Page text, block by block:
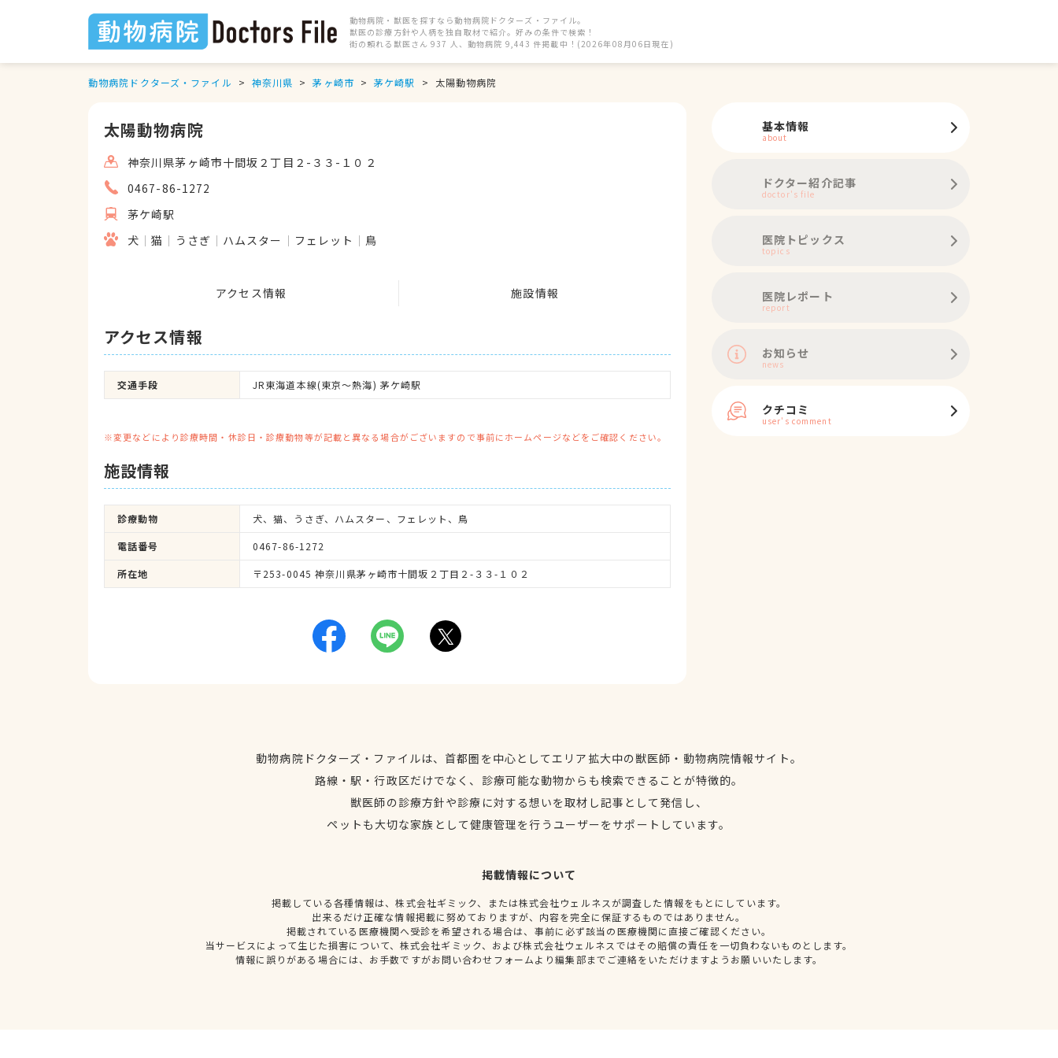
動物病院・獣医を探すなら動物病院ドクターズ・ファイル。
獣医の診療方針や人柄を独自取材で紹介。好みの条件で検索！
街の頼れる獣医さん 937 人、動物病院 9,443 件掲載中！(2026年08月06日現在)
動物病院ドクターズ・ファイル 神奈川県 茅ヶ崎市 茅ケ崎駅 太陽動物病院
太陽動物病院
神奈川県茅ヶ崎市十間坂２丁目２-３３-１０２
0467-86-1272
茅ケ崎駅
犬
猫 うさぎ ハムスター フェレット 鳥
アクセス情報 施設情報
アクセス情報
交通手段 JR東海道本線(東京～熱海) 茅ケ崎駅
※変更などにより診療時間・休診日・診療動物等が記載と異なる場合がございますので事前にホームページなどをご確認ください。
施設情報
診療動物 犬、猫、うさぎ、ハムスター、フェレット、鳥
電話番号 0467-86-1272
所在地 〒253-0045 神奈川県茅ヶ崎市十間坂２丁目２-３３-１０２
基本情報
about
ドクター紹介記事
doctor's file
医院トピックス
topics
医院レポート
report
お知らせ
news
クチコミ
user's comment
動物病院ドクターズ・ファイルは、首都圏を中心としてエリア拡大中の獣医師・動物病院情報サイト。
路線・駅・行政区だけでなく、診療可能な動物からも検索できることが特徴的。
獣医師の診療方針や診療に対する想いを取材し記事として発信し、
ペットも大切な家族として健康管理を行うユーザーをサポートしています。
掲載情報について
掲載している各種情報は、株式会社ギミック、または株式会社ウェルネスが調査した情報をもとにしています。
出来るだけ正確な情報掲載に努めておりますが、内容を完全に保証するものではありません。
掲載されている医療機関へ受診を希望される場合は、事前に必ず該当の医療機関に直接ご確認ください。
当サービスによって生じた損害について、株式会社ギミック、および株式会社ウェルネスではその賠償の責任を一切負わないものとします。
情報に誤りがある場合には、お手数ですがお問い合わせフォームより編集部までご連絡をいただけますようお願いいたします。